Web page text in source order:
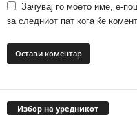
Зачувај го моето име, е-
за следниот пат кога ќе
Избор на уредникот